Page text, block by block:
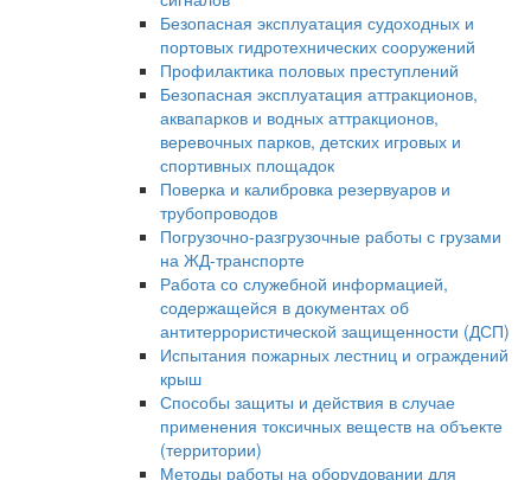
Безопасная эксплуатация судоходных и
портовых гидротехнических сооружений
Профилактика половых преступлений
Безопасная эксплуатация аттракционов,
аквапарков и водных аттракционов,
веревочных парков, детских игровых и
спортивных площадок
Поверка и калибровка резервуаров и
трубопроводов
Погрузочно-разгрузочные работы с грузами
на ЖД-транспорте
Работа со служебной информацией,
содержащейся в документах об
антитеррористической защищенности (ДСП)
Испытания пожарных лестниц и ограждений
крыш
Способы защиты и действия в случае
применения токсичных веществ на объекте
(территории)
Методы работы на оборудовании для